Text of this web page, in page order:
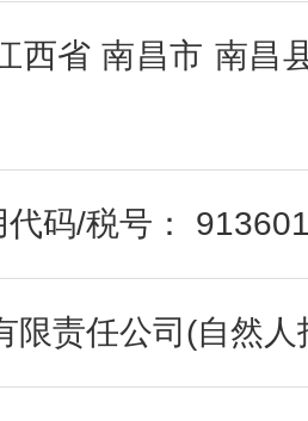
西省 南昌市 南昌
代码/税号：
限责任公司(自然人